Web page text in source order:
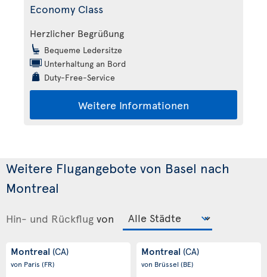
Economy Class
Herzlicher Begrüßung
Bequeme Ledersitze
Unterhaltung an Bord
Duty-Free-Service
Weitere Informationen
Weitere Flugangebote von Basel nach
Montreal
Hin- und Rückflug von
Montreal (CA)
von Paris (FR)
Montreal (CA)
von Brüssel(BE)